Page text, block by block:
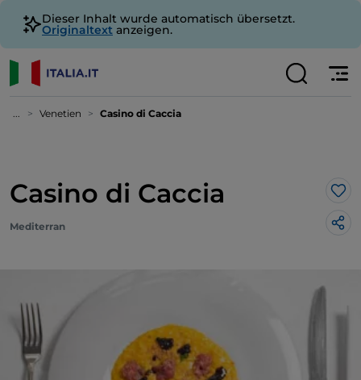
Dieser Inhalt wurde automatisch übersetzt.
Originaltext anzeigen.
... Venetien Casino di Caccia
Casino di Caccia
Mediterran